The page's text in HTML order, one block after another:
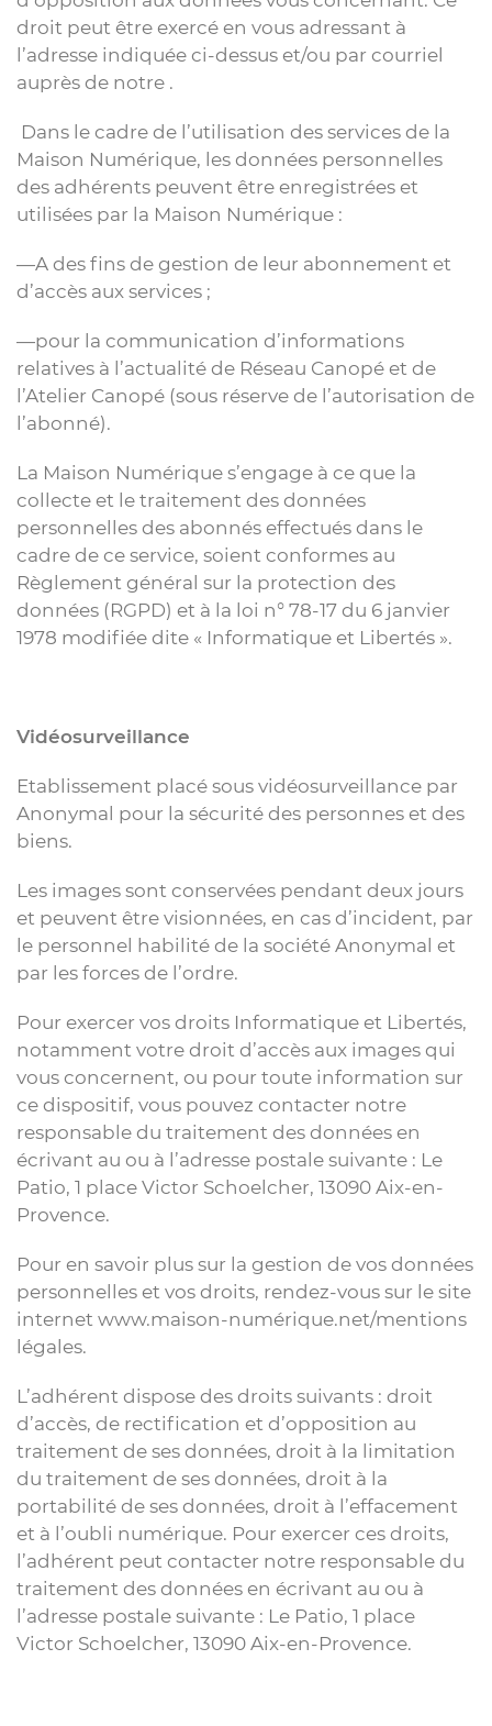
droit peut être exercé en vous adressant à
l’adresse indiquée ci-dessus et/ou par courriel
auprès de notre .
Dans le cadre de l’utilisation des services de la
Maison Numérique, les données personnelles
des adhérents peuvent être enregistrées et
utilisées par la Maison Numérique :
—A des fins de gestion de leur abonnement et
d’accès aux services ;
—pour la communication d’informations
relatives à l’actualité de Réseau Canopé et de
l’Atelier Canopé (sous réserve de l’autorisation de
l’abonné).
La Maison Numérique s’engage à ce que la
collecte et le traitement des données
personnelles des abonnés effectués dans le
cadre de ce service, soient conformes au
Règlement général sur la protection des
données (RGPD) et à la loi n° 78-17 du 6 janvier
1978 modifiée dite « Informatique et Libertés ».
Vidéosurveillance
Etablissement placé sous vidéosurveillance par
Anonymal pour la sécurité des personnes et des
biens.
Les images sont conservées pendant deux jours
et peuvent être visionnées, en cas d’incident, par
le personnel habilité de la société Anonymal et
par les forces de l’ordre.
Pour exercer vos droits Informatique et Libertés,
notamment votre droit d’accès aux images qui
vous concernent, ou pour toute information sur
ce dispositif, vous pouvez contacter notre
responsable du traitement des données en
écrivant au ou à l’adresse postale suivante : Le
Patio, 1 place Victor Schoelcher, 13090 Aix-en-
Provence.
Pour en savoir plus sur la gestion de vos données
personnelles et vos droits, rendez-vous sur le site
internet www.maison-numérique.net/mentions
légales.
L’adhérent dispose des droits suivants : droit
d’accès, de rectification et d’opposition au
traitement de ses données, droit à la limitation
du traitement de ses données, droit à la
portabilité de ses données, droit à l’effacement
et à l’oubli numérique. Pour exercer ces droits,
l’adhérent peut contacter notre responsable du
traitement des données en écrivant au ou à
l’adresse postale suivante : Le Patio, 1 place
Victor Schoelcher, 13090 Aix-en-Provence.